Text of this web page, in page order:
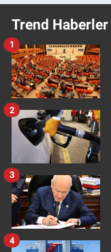
Trend Haberler
1
2
3
4